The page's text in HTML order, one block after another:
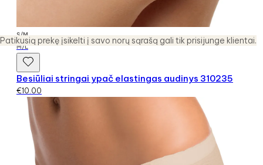
Patikusią prekę įsikelti į savo norų sąrašą gali tik prisijunge klientai.
S/M
M/L
Besiūliai stringai ypač elastingas audinys 310235
€10.00